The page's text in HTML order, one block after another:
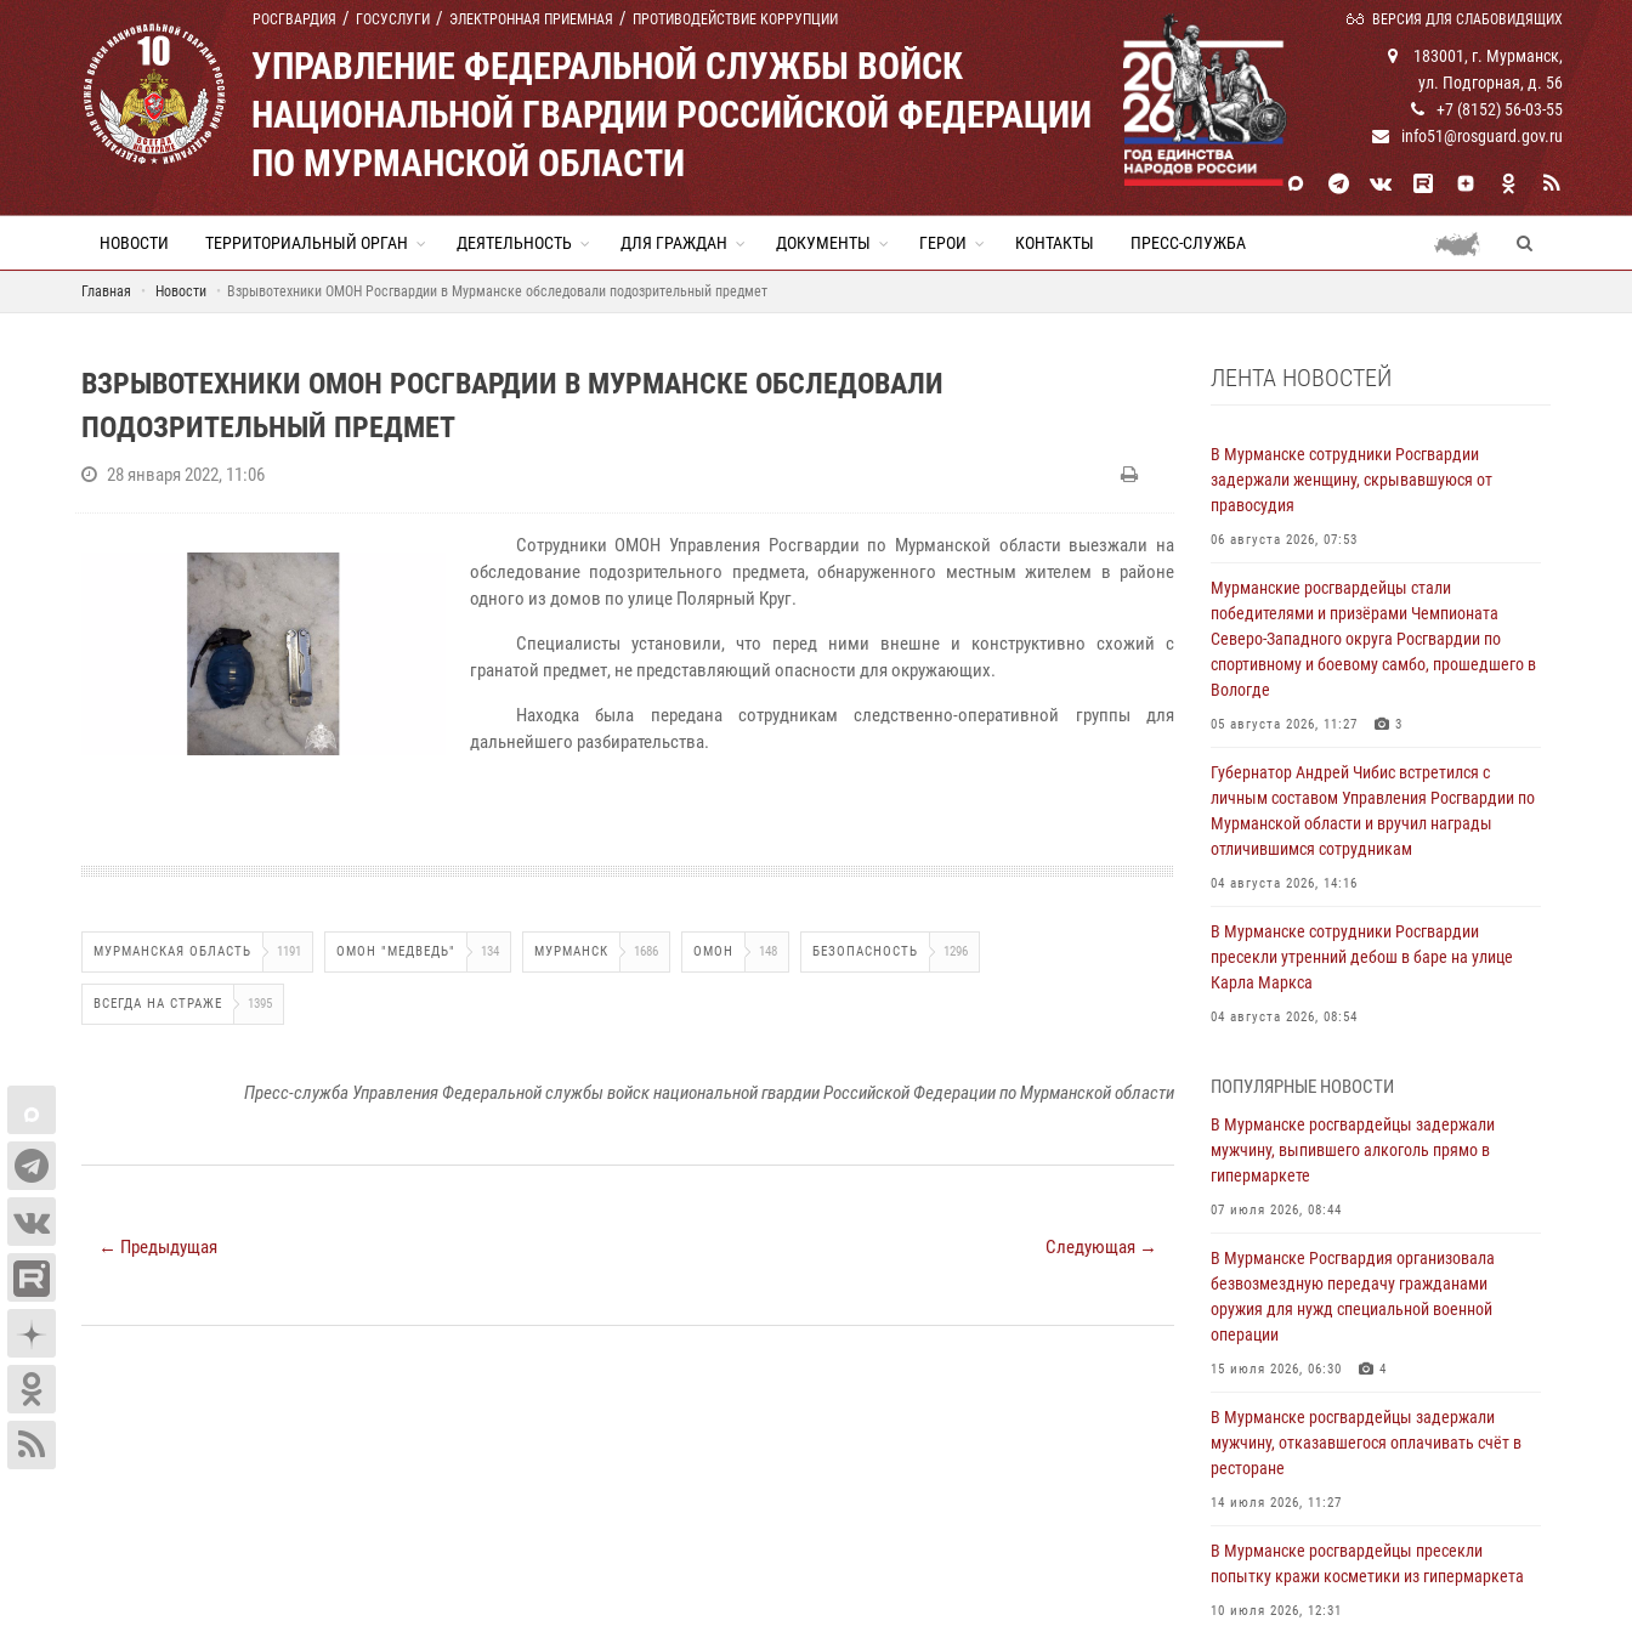
РОСГВАРДИЯ ГОСУСЛУГИ ЭЛЕКТРОННАЯ ПРИЕМНАЯ ПРОТИВОДЕЙСТВИЕ КОРРУПЦИИ ВЕРСИЯ ДЛЯ СЛАБОВИДЯЩИХ
УПРАВЛЕНИЕ ФЕДЕРАЛЬНОЙ СЛУЖБЫ ВОЙСК
НАЦИОНАЛЬНОЙ ГВАРДИИ РОССИЙСКОЙ ФЕДЕРАЦИИ
ПО МУРМАНСКОЙ ОБЛАСТИ
183001, г. Мурманск,
ул. Подгорная, д. 56
+7 (8152) 56-03-55
info51@rosguard.gov.ru
НОВОСТИ ТЕРРИТОРИАЛЬНЫЙ ОРГАН ДЕЯТЕЛЬНОСТЬ ДЛЯ ГРАЖДАН ДОКУМЕНТЫ ГЕРОИ КОНТАКТЫ ПРЕСС-СЛУЖБА
Главная Новости Взрывотехники ОМОН Росгвардии в Мурманске обследовали подозрительный предмет
ВЗРЫВОТЕХНИКИ ОМОН РОСГВАРДИИ В МУРМАНСКЕ ОБСЛЕДОВАЛИ
ПОДОЗРИТЕЛЬНЫЙ ПРЕДМЕТ
28 января 2022, 11:06
Сотрудники ОМОН Управления Росгвардии по Мурманской области выезжали на
обследование подозрительного предмета, обнаруженного местным жителем в районе
одного из домов по улице Полярный Круг.
Специалисты установили, что перед ними внешне и конструктивно схожий с
гранатой предмет, не представляющий опасности для окружающих.
Находка была передана сотрудникам следственно-оперативной группы для
дальнейшего разбирательства.
МУРМАНСКАЯ ОБЛАСТЬ 1191 ОМОН "МЕДВЕДЬ" 134 МУРМАНСК 1686 ОМОН 148 БЕЗОПАСНОСТЬ 1296
ВСЕГДА НА СТРАЖЕ 1395
Пресс-служба Управления Федеральной службы войск национальной гвардии Российской Федерации по Мурманской области
← Предыдущая Следующая →
ЛЕНТА НОВОСТЕЙ
В Мурманске сотрудники Росгвардии
задержали женщину, скрывавшуюся от
правосудия
06 августа 2026, 07:53
Мурманские росгвардейцы стали
победителями и призёрами Чемпионата
Северо-Западного округа Росгвардии по
спортивному и боевому самбо, прошедшего в
Вологде
05 августа 2026, 11:27 3
Губернатор Андрей Чибис встретился с
личным составом Управления Росгвардии по
Мурманской области и вручил награды
отличившимся сотрудникам
04 августа 2026, 14:16
В Мурманске сотрудники Росгвардии
пресекли утренний дебош в баре на улице
Карла Маркса
04 августа 2026, 08:54
Росгвардии отмечает 37 лет со дня
образования
03 августа 2026, 12:23 4
дебошира на автозаправочной станции
города Кандалакши
03 августа 2026, 09:12
Сотрудники Росгвардии провели инструктаж
членов избирательных комиссий в
31 июля 2026, 08:48
не оплатившего счет в ресторане
30 июля 2026, 14:09
ПОПУЛЯРНЫЕ НОВОСТИ
В Мурманске росгвардейцы задержали
мужчину, выпившего алкоголь прямо в
гипермаркете
07 июля 2026, 08:44
В Мурманске Росгвардия организовала
безвозмездную передачу гражданами
оружия для нужд специальной военной
операции
15 июля 2026, 06:30 4
В Мурманске росгвардейцы задержали
мужчину, отказавшегося оплачивать счёт в
ресторане
14 июля 2026, 11:27
В Мурманске росгвардейцы пресекли
попытку кражи косметики из гипермаркета
10 июля 2026, 12:31